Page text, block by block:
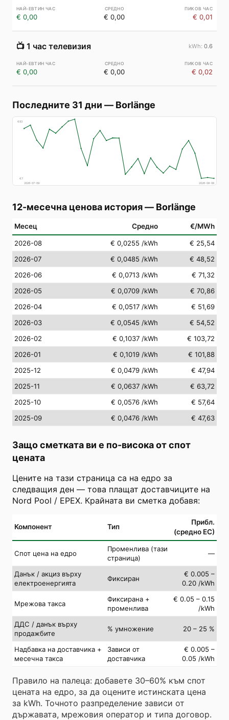
€ 0,00 € 0,00 € 0,01
📺 1 час телевизия 0.6
€ 0,00 € 0,00 € 0,02
Последните 31 дни — Borlänge
€83
€7
2026-07-09
2026-08-08
12-месечна ценова история— Borlänge
Месец Средно €/MWh
2026-08 € 0,0255 /kWh
€ 25,54
2026-07
€ 0,0485 /kWh
€ 48,52
2026-06
€ 0,0713 /kWh
€ 71,32
2026-05
€ 0,0709 /kWh
€ 70,86
2026-04
€ 0,0517 /kWh
€ 51,69
2026-03
€ 0,0545 /kWh
€ 54,52
2026-02
€ 0,1037 /kWh
€ 103,72
2026-01
€ 0,1019 /kWh
€ 101,88
2025-12
€ 0,0479 /kWh
€ 47,94
2025-11
€ 0,0637 /kWh
€ 63,72
2025-10
€ 0,0576 /kWh
€ 57,64
2025-09
€ 0,0476 /kWh € 47,63
Защо сметката ви е по-висока от спот
цената
Цените на тази страница са на едро за
следващия ден — това плащат доставчиците на
Nord Pool / EPEX. Крайната ви сметка добавя:
Компонент Тип
Прибл.
(средно ЕС)
Спот цена на едро
Променлива (тази
страница)
—
Данък / акциз върху
електроенергията
Фиксиран
€ 0.005 –
0.20 /kWh
Мрежова такса
Фиксирана +
променлива
€ 0.05 – 0.15
/kWh
ДДС / данък върху
продажбите
% умножение 20 – 25 %
Надбавка на доставчика +
месечна такса
Зависи от
доставчика
€ 0.005 –
0.05 /kWh
Правило на палеца: добавете 30–60% към спот
цената на едро, за да оцените истинската цена
за kWh. Точното разпределение зависи от
държавата, мрежовия оператор и типа договор.